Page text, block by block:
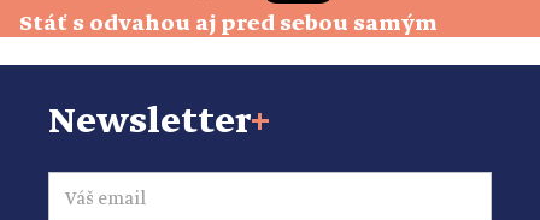
Stáť s odvahou aj pred sebou samým
Newsletter+
Email